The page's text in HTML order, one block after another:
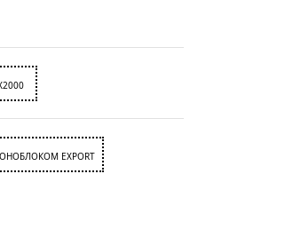
EXPORT